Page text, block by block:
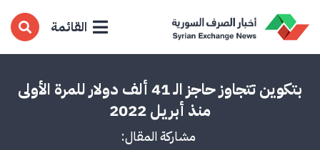
القائمة
بتكوين تتجاوز حاجز الـ 41 ألف دولار للمرة الأولى
منذ أبريل 2022
مشاركة المقال: